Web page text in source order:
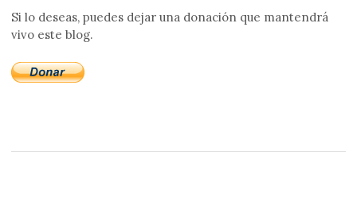
Si lo deseas, puedes dejar una donación que mantendrá
vivo este blog.